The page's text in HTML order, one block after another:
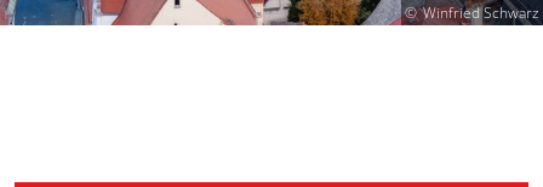
Winfried Schwarz